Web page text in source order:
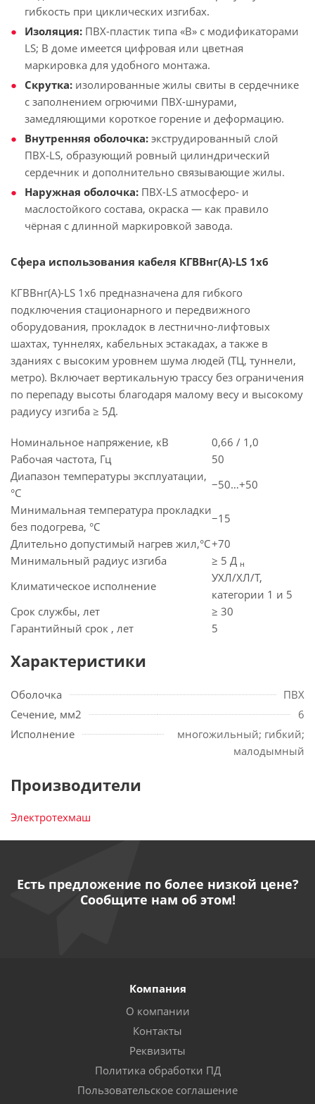
гибкость при циклических изгибах.
Изоляция: ПВХ-пластик типа «В» с модификаторами
LS; В доме имеется цифровая или цветная
маркировка для удобного монтажа.
Скрутка: изолированные жилы свиты в сердечнике
с заполнением огрючими ПВХ-шнурами,
замедляющими короткое горение и деформацию.
Внутренняя оболочка: экструдированный слой
ПВХ-LS, образующий ровный цилиндрический
сердечник и дополнительно связывающие жилы.
Наружная оболочка: ПВХ-LS атмосферо- и
маслостойкого состава, окраска — как правило
чёрная с длинной маркировкой завода.
Сфера использования кабеля КГВВнг(А)-LS 1х6
КГВВнг(А)-LS 1х6 предназначена для гибкого
подключения стационарного и передвижного
оборудования, прокладок в лестнично-лифтовых
шахтах, туннелях, кабельных эстакадах, а также в
зданиях с высоким уровнем шума людей (ТЦ, туннели,
метро). Включает вертикальную трассу без ограничения
по перепаду высоты благодаря малому весу и высокому
радиусу изгиба ≥ 5Д.
Номинальное напряжение, кВ
0,66 / 1,0
Рабочая частота, Гц
50
Диапазон температуры эксплуатации,
°C
−50…+50
Минимальная температура прокладки
без подогрева, °C
−15
Длительно допустимый нагрев жил,°C+70
Минимальный радиус изгиба
≥ 5 Д н
Климатическое исполнение
УХЛ/ХЛ/Т,
категории 1 и 5
Срок службы, лет
≥ 30
Гарантийный срок , лет
5
Характеристики
Оболочка
ПВХ
Сечение, мм2
6
Исполнение
многожильный; гибкий;
малодымный
Производители
Электротехмаш
Есть предложение по более низкой цене?
Сообщите нам об этом!
Компания
О компании
Контакты
Реквизиты
Политика обработки ПД
Пользовательское соглашение